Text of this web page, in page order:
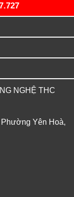
NGHỆ THC
Yên Hoà,